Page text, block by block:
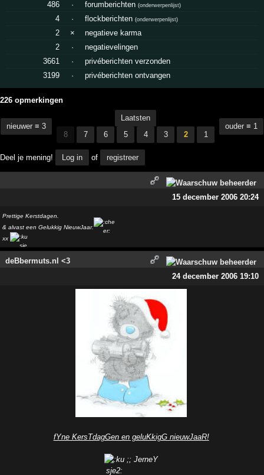
486
· forumberichten(onderwerpenlijst)
4 · flockberichten(onderwerpenlijst)
2 ×
negatieve karma
2
·
negatievelingen
3661
·
privéberichten verzonden
3199
· privéberichten ontvangen
226 opmerkingen
nieuwer ≡ 3
Laatsten
8
7 6 5 4 3 2 1
ouder ≡ 1
Deel je mening! Log in of registreer
15 december 2006 20:24
Prettige Kerstdagen.
& alvast een Gelukkig NieuwJaar.
xx
deBbermuts.nl <3
24 december 2006 19:10
fYne KersTdagGen en geluKkigG nieuwJaaR!
;; JerneY